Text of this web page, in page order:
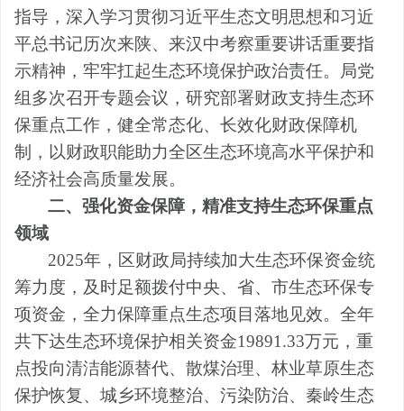
指导，深入学习贯彻习近平生态文明思想和习近
平总书记历次来陕、来汉中考察重要讲话重要指
示精神，牢牢扛起生态环境保护政治责任。局党
组多次召开专题会议，研究部署财政支持生态环
保重点工作，健全常态化、长效化财政保障机
制，以财政职能助力全区生态环境高水平保护和
经济社会高质量发展。
二、强化资金保障，精准支持生态环保重点
领域
2025年，区财政局持续加大生态环保资金统
筹力度，及时足额拨付中央、省、市生态环保专
项资金，全力保障重点生态项目落地见效。全年
共下达生态环境保护相关资金19891.33万元，重
点投向清洁能源替代、散煤治理、林业草原生态
保护恢复、城乡环境整治、污染防治、秦岭生态